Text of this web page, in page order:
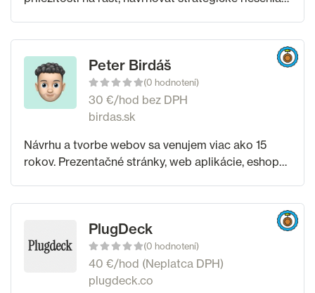
Peter Birdáš
(0 hodnotení)
30 €/hod bez DPH
birdas.sk
Návrhu a tvorbe webov sa venujem viac ako 15
rokov. Prezentačné stránky, web aplikácie, eshopy
PlugDeck
(0 hodnotení)
40 €/hod (Neplatca DPH)
plugdeck.co